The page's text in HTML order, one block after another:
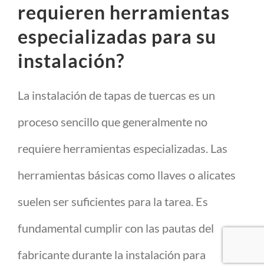
requieren herramientas
especializadas para su
instalación?
La instalación de tapas de tuercas es un
proceso sencillo que generalmente no
requiere herramientas especializadas. Las
herramientas básicas como llaves o alicates
suelen ser suficientes para la tarea. Es
fundamental cumplir con las pautas del
fabricante durante la instalación para